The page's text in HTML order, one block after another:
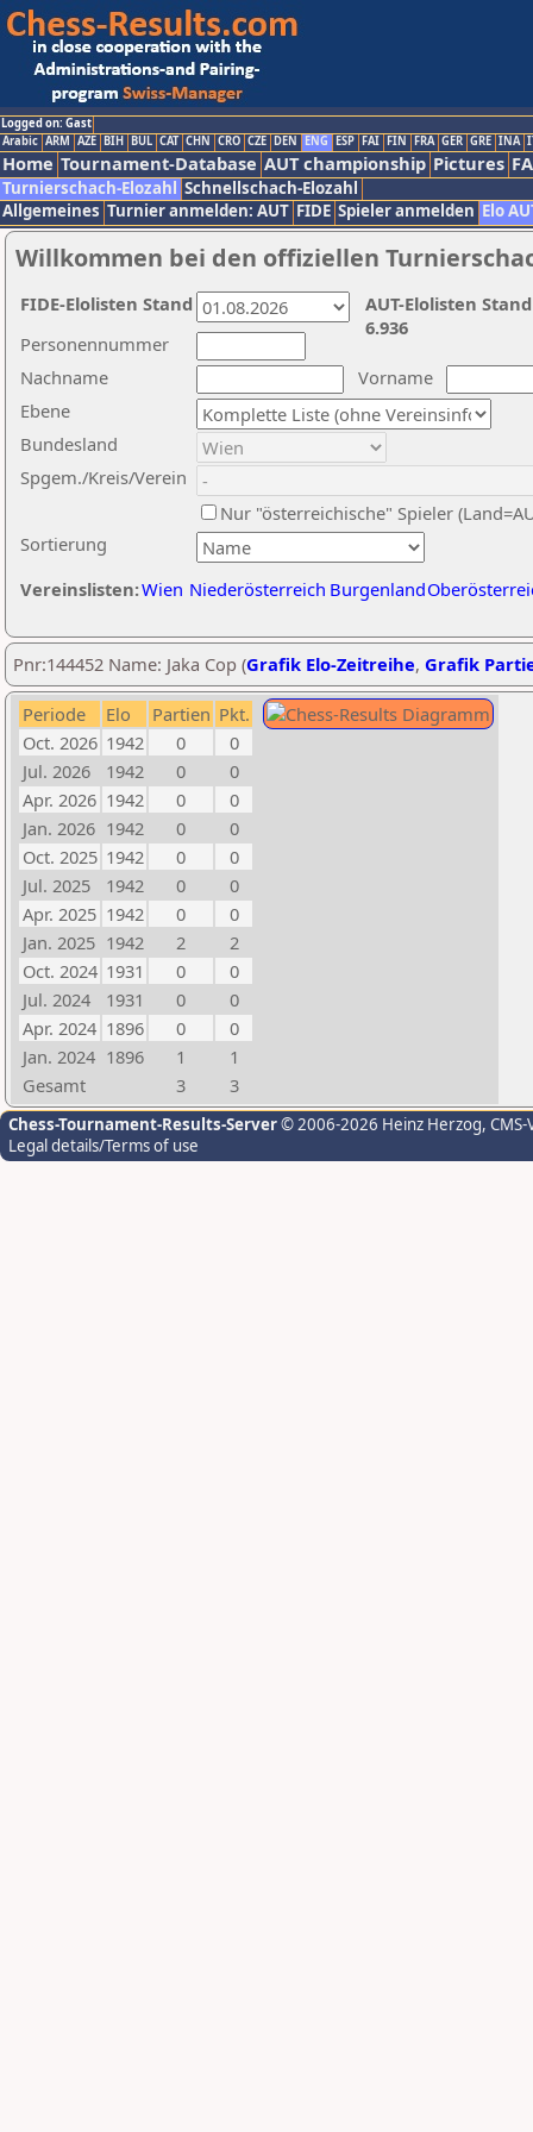
Logged on: Gast
Arabic ARM AZE BIH BUL CAT CHN CRO CZE DEN ENG ESP FAI FIN FRA GER GRE INA
Home Tournament-Database AUT championship Pictures
Turnierschach-Elozahl Schnellschach-Elozahl
Allgemeines Turnier anmelden: AUT FIDE Spieler anmelden Elo
Willkommen bei den offiziellen
Nachname
Vorname
Ebene
Sortierung
Personennummer
Bundesland
Spgem./Kreis/Verein
Nur "österreichische" Spieler
Vereinslisten:Wien Niederösterreich Burgenland
AUT-Elolisten
6.936
FIDE-Elolisten Stand
Pnr:144452 Name: Jaka Cop (Grafik Elo-Zeitreihe, Grafik
Periode Elo Partien Pkt.
Oct. 2026 1942 0
0
Jul. 2026
1942 0
0
Apr. 2026 1942 0
0
Jan. 2026 1942 0
0
Oct. 2025 1942 0
0
Jul. 2025
1942 0
0
Apr. 2025 1942 0
0
Jan. 2025 1942 2
2
Oct. 2024 1931 0
0
Jul. 2024
1931 0
0
Apr. 2024 1896 0
0
Jan. 2024 1896 1
1
Gesamt
3 3
Chess-Tournament-Results-Server© 2006-2026 Heinz Herzog,
Legal details/Terms of use